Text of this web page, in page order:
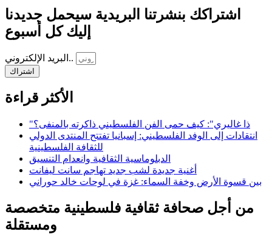
اشتراكك بنشرتنا البريدية سيحمل جديدنا
إليك كل أسبوع
البريد الإلكتروني..
اشتراك
الأكثر قراءة
"ذا غاليري": كيف حمى الفن الفلسطيني ذاكرته بالمنفى؟
انتقادات إلى الوفد الفلسطيني: إسبانيا تفتتح المنتدى الدولي
للثقافة الفلسطينية
الدبلوماسية الثقافية وانعدام التنسيق
أغنية جديدة لشب جديد تهاجم سانت ليفانت
بين قسوة الأرض وخفة السماء: غزة في لوحات خالد حوراني
من أجل صحافة ثقافية فلسطينية متخصصة
ومستقلة